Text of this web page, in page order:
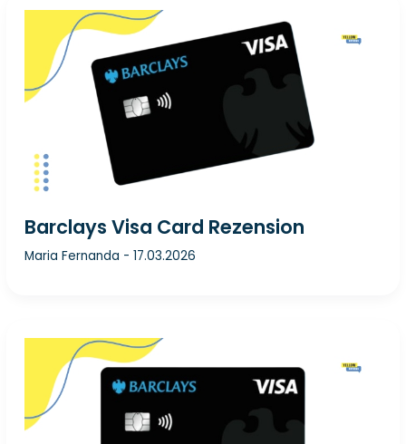
Barclays Visa Card Rezension
Maria Fernanda -17.03.2026